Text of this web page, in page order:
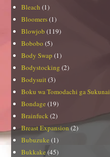
Bleach (1)
Bloomers(1)
Blowjob (119)
Bobobo (5)
Body Swap (1)
Bodystocking (2)
Bodysuit (3)
Boku wa Tomodachi ga Sukunai
Bondage (19)
Brainfuck (2)
Breast Expansion(2)
Bubuzuke (1)
Bukkake (45)